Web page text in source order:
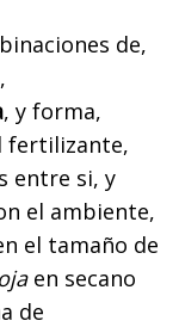
de,
, y forma,
fertilizante,
entre si, y
el ambiente,
el tamaño de
en secano
de